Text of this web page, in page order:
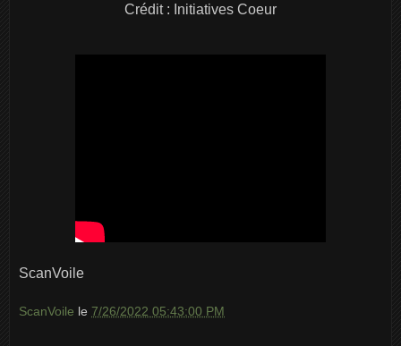
Crédit : Initiatives Coeur
ScanVoile
ScanVoile le 7/26/2022 05:43:00 PM